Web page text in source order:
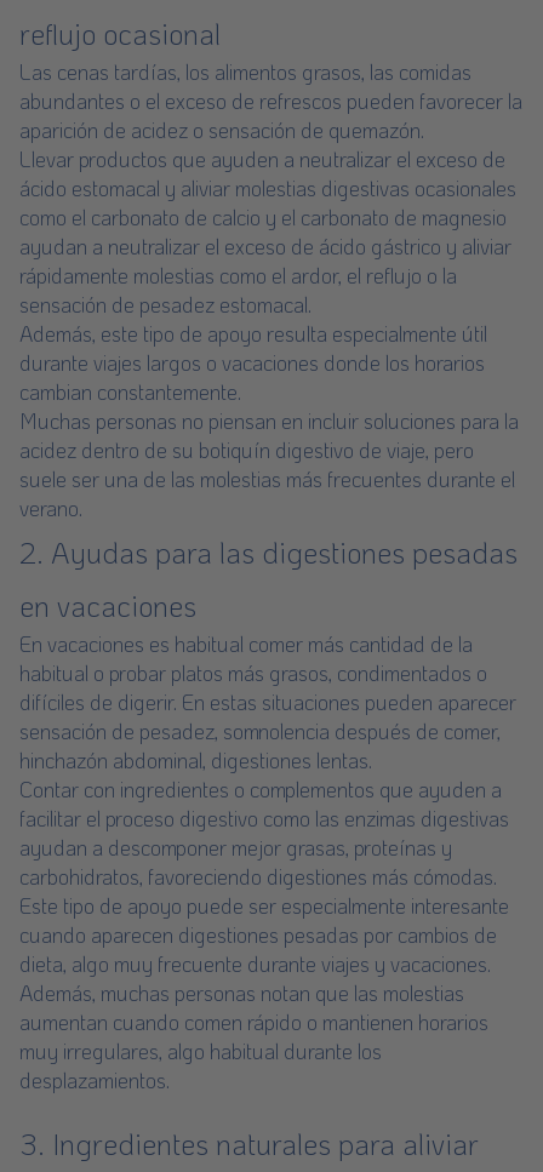
reflujo ocasional
Las cenas tardías, los alimentos grasos, las comidas
abundantes o el exceso de refrescos pueden favorecer la
aparición de acidez o sensación de quemazón.
Llevar productos que ayuden a neutralizar el exceso de
ácido estomacal y aliviar molestias digestivas ocasionales
como el carbonato de calcio y el carbonato de magnesio
ayudan a neutralizar el exceso de ácido gástrico y aliviar
rápidamente molestias como el ardor, el reflujo o la
sensación de pesadez estomacal.
Además, este tipo de apoyo resulta especialmente útil
durante viajes largos o vacaciones donde los horarios
cambian constantemente.
Muchas personas no piensan en incluir soluciones para la
acidez dentro de su botiquín digestivo de viaje, pero
suele ser una de las molestias más frecuentes durante el
verano.
2. Ayudas para las digestiones pesadas
en vacaciones
En vacaciones es habitual comer más cantidad de la
habitual o probar platos más grasos, condimentados o
difíciles de digerir. En estas situaciones pueden aparecer
sensación de pesadez, somnolencia después de comer,
hinchazón abdominal, digestiones lentas.
Contar con ingredientes o complementos que ayuden a
facilitar el proceso digestivo como las enzimas digestivas
ayudan a descomponer mejor grasas, proteínas y
carbohidratos, favoreciendo digestiones más cómodas.
Este tipo de apoyo puede ser especialmente interesante
cuando aparecen digestiones pesadas por cambios de
dieta, algo muy frecuente durante viajes y vacaciones.
Además, muchas personas notan que las molestias
aumentan cuando comen rápido o mantienen horarios
muy irregulares, algo habitual durante los
desplazamientos.
3. Ingredientes naturales para aliviar